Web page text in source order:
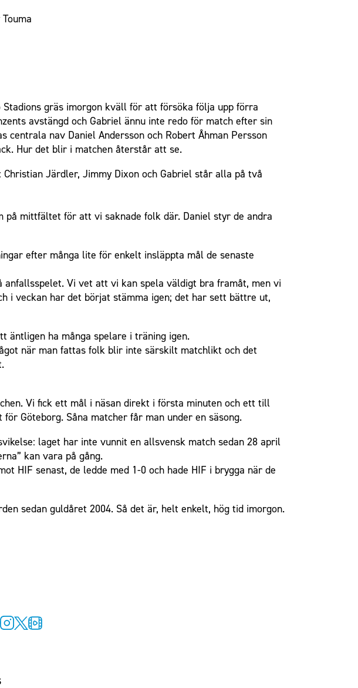
gräs imorgon kväll för att försöka följa upp förra
avstängd och Gabriel ännu inte redo för match efter sin
nav Daniel Andersson och Robert Åhman Persson
Hur det blir i matchen återstår att se.
Järdler, Jimmy Dixon och Gabriel står alla på två
på mittfältet för att vi saknade folk där. Daniel styr de andra
efter många lite för enkelt insläppta mål de senaste
Vi vet att vi kan spela väldigt bra framåt, men vi
i veckan har det börjat stämma igen; det har sett bättre ut,
äntligen ha många spelare i träning igen.
när man fattas folk blir inte särskilt matchlikt och det
Vi fick ett mål i näsan direkt i första minuten och ett till
Göteborg. Såna matcher får man under en säsong.
laget har inte vunnit en allsvensk match sedan 28 april
kan vara på gång.
HIF senast, de ledde med 1-0 och hade HIF i brygga när de
sedan guldåret 2004. Så det är, helt enkelt, hög tid imorgon.